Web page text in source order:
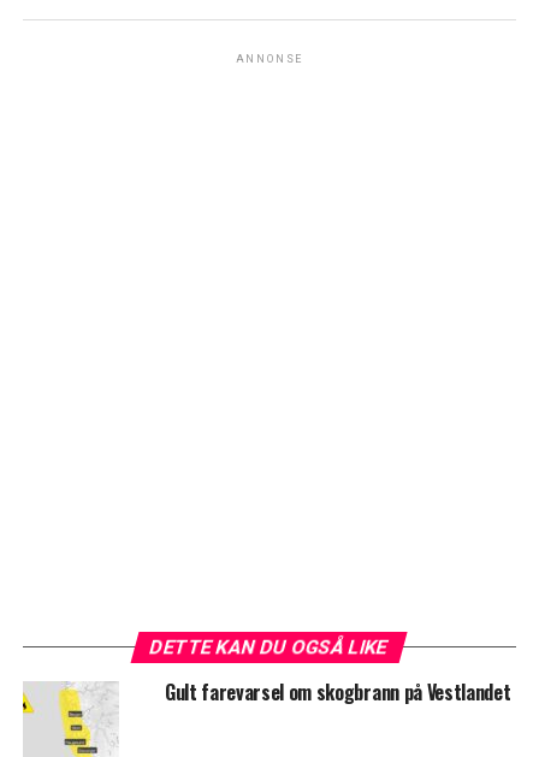
ANNONSE
DETTE KAN DU OGSÅ LIKE
Gult farevarsel om skogbrann på Vestlandet